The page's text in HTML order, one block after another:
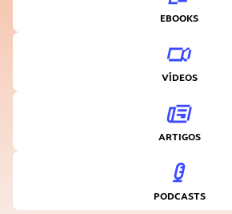
EBOOKS
VÍDEOS
ARTIGOS
PODCASTS